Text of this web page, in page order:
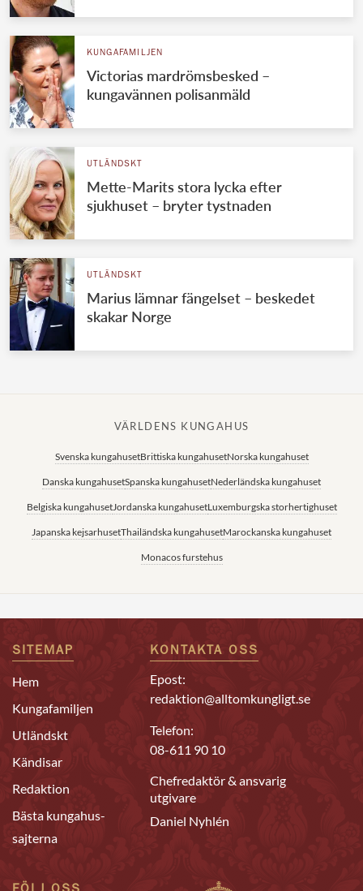
KUNGAFAMILJEN
Victorias mardrömsbesked –
kungavännen polisanmäld
UTLÄNDSKT
Mette-Marits stora lycka efter
sjukhuset – bryter tystnaden
UTLÄNDSKT
Marius lämnar fängelset – beskedet
skakar Norge
VÄRLDENS KUNGAHUS
Svenska kungahusetBrittiska kungahusetNorska kungahuset
Danska kungahusetSpanska kungahusetNederländska kungahuset
Belgiska kungahusetJordanska kungahusetLuxemburgska storhertighuset
Japanska kejsarhusetThailändska kungahusetMarockanska kungahuset
Monacos furstehus
SITEMAP
Hem
Kungafamiljen
Utländskt
Kändisar
Redaktion
Bästa kungahus-
sajterna
KONTAKTA OSS
Epost:
redaktion@alltomkungligt.se
Telefon:
08-611 90 10
Chefredaktör & ansvarig
utgivare
Daniel Nyhlén